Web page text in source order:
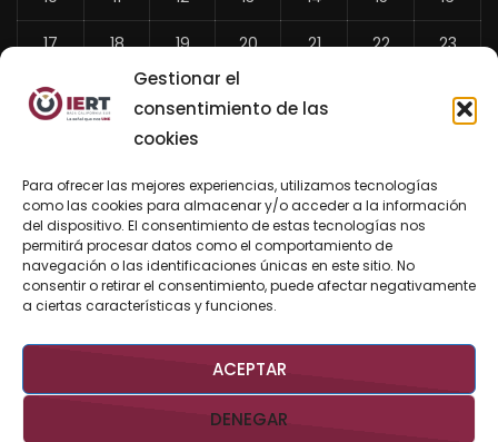
Gestionar el
consentimiento de las
cookies
Para ofrecer las mejores experiencias, utilizamos tecnologías
como las cookies para almacenar y/o acceder a la información
del dispositivo. El consentimiento de estas tecnologías nos
permitirá procesar datos como el comportamiento de
navegación o las identificaciones únicas en este sitio. No
consentir o retirar el consentimiento, puede afectar negativamente
a ciertas características y funciones.
ACEPTAR
DENEGAR
17 18 19 20 21 22 23
24 26 27
«
Jul
BUSCAR AHORA